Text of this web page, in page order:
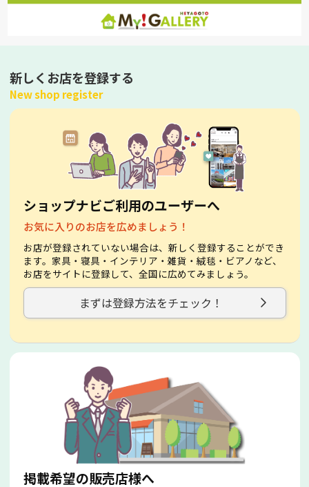
新しくお店を登録する
New shop register
ショップナビご利用のユーザーへ
お気に入りのお店を広めましょう！
お店が登録されていない場合は、新しく登録することができ
ます。家具・寝具・インテリア・雑貨・絨毯・ビアノなど、
お店をサイトに登録して、全国に広めてみましょう。
まずは登録方法をチェック！
掲載希望の販売店様へ